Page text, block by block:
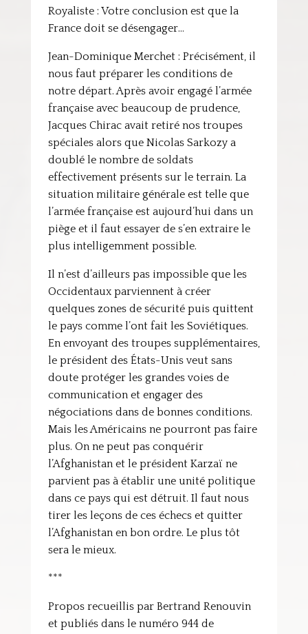
Royaliste : Votre conclusion est que la
France doit se désengager…
Jean-Dominique Merchet : Précisément, il
nous faut préparer les conditions de
notre départ. Après avoir engagé l’armée
française avec beaucoup de prudence,
Jacques Chirac avait retiré nos troupes
spéciales alors que Nicolas Sarkozy a
doublé le nombre de soldats
effectivement présents sur le terrain. La
situation militaire générale est telle que
l’armée française est aujourd’hui dans un
piège et il faut essayer de s’en extraire le
plus intelligemment possible.
Il n’est d’ailleurs pas impossible que les
Occidentaux parviennent à créer
quelques zones de sécurité puis quittent
le pays comme l’ont fait les Soviétiques.
En envoyant des troupes supplémentaires,
le président des États-Unis veut sans
doute protéger les grandes voies de
communication et engager des
négociations dans de bonnes conditions.
Mais les Américains ne pourront pas faire
plus. On ne peut pas conquérir
l’Afghanistan et le président Karzaï ne
parvient pas à établir une unité politique
dans ce pays qui est détruit. Il faut nous
tirer les leçons de ces échecs et quitter
l’Afghanistan en bon ordre. Le plus tôt
sera le mieux.
***
Propos recueillis par Bertrand Renouvin
et publiés dans le numéro 944 de